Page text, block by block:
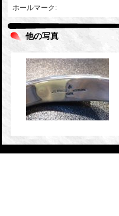
ホールマーク :
他の写真